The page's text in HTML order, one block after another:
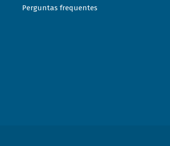
Perguntas frequentes